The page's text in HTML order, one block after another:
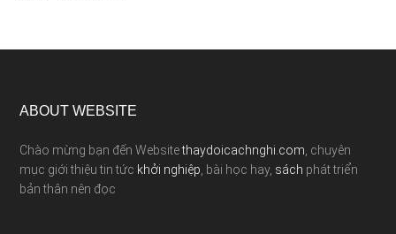
ABOUT WEBSITE
Chào mừng bạn đến Websitethaydoicachnghi.com , chuyên
mục giới thiệu tin tức khởi nghiệp , bài học hay, sách phát triển
bản thân nên đọc